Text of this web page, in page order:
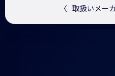
〈 取扱いメー